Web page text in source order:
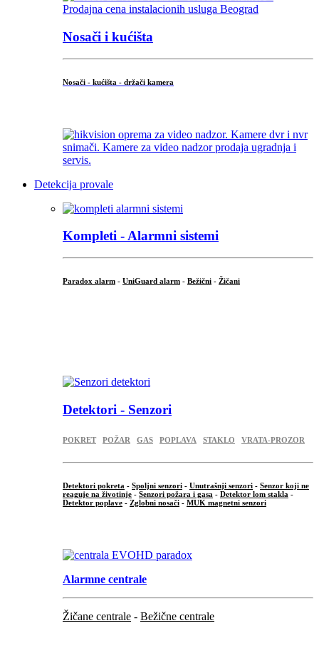
Nosači i kućišta
Nosači - kućišta - držači kamera
Detekcija provale
Kompleti - Alarmni sistemi
Paradox alarm - UniGuard alarm - Bežični - Žičani
Detektori - Senzori
POKRET POŽAR GAS POPLAVA STAKLO VRATA-PROZOR
Detektori pokreta - Spoljni senzori - Unutrašnji senzori - Senzor koji ne
reaguje na životinje - Senzori požara i gasa - Detektor lom stakla -
Detektor poplave - Zglobni nosači - MUK magnetni senzori
Alarmne centrale
Žičane centrale - Bežične centrale